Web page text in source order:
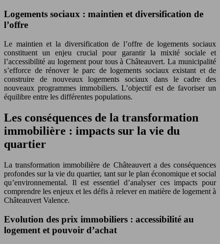
Logements sociaux : maintien et diversification de
l’offre
Le maintien et la diversification de l’offre de logements sociaux
constituent un enjeu crucial pour garantir la mixité sociale et
l’accessibilité au logement pour tous à Châteauvert. La municipalité
s’efforce de rénover le parc de logements sociaux existant et de
construire de nouveaux logements sociaux dans le cadre des
nouveaux programmes immobiliers. L’objectif est de favoriser un
équilibre entre les différentes populations.
Les conséquences de la transformation
immobilière : impacts sur la vie du
quartier
La transformation immobilière de Châteauvert a des conséquences
profondes sur la vie du quartier, tant sur le plan économique et social
qu’environnemental. Il est essentiel d’analyser ces impacts pour
comprendre les enjeux et les défis à relever en matière de logement à
Châteauvert Valence.
Evolution des prix immobiliers : accessibilité au
logement et pouvoir d’achat